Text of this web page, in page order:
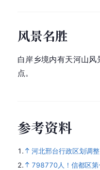
风景名胜
白岸乡境内有天河山风
点。
参考资料
1.
河北邢台行政区划调
2.
798770人！信都区第